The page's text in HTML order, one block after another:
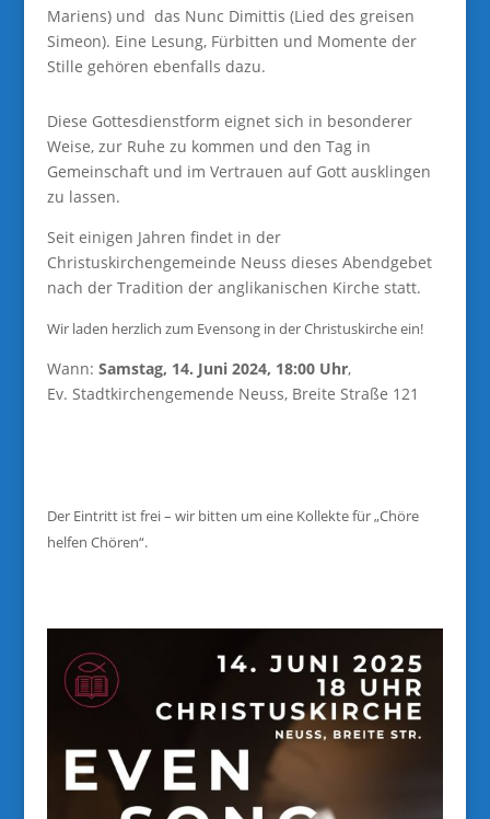
Mariens) und das Nunc Dimittis (Lied des greisen
Simeon). Eine Lesung, Fürbitten und Momente der
Stille gehören ebenfalls dazu.
Diese Gottesdienstform eignet sich in besonderer
Weise, zur Ruhe zu kommen und den Tag in
Gemeinschaft und im Vertrauen auf Gott ausklingen
zu lassen.
Seit einigen Jahren findet in der
Christuskirchengemeinde Neuss dieses Abendgebet
nach der Tradition der anglikanischen Kirche statt.
Wir laden herzlich zum Evensong in der Christuskirche ein!
Wann: Samstag, 14. Juni 2024, 18:00 Uhr,
Ev. Stadtkirchengemende Neuss, Breite Straße 121
Der Eintritt ist frei – wir bitten um eine Kollekte für „Chöre
helfen Chören“.